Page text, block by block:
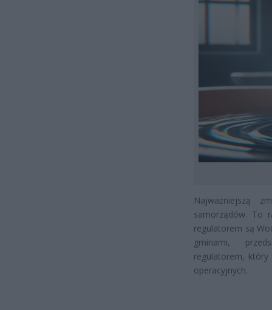
Najważniejszą
samorządów. To
regulatorem są
gminami,
regulatorem,
operacyjnych.